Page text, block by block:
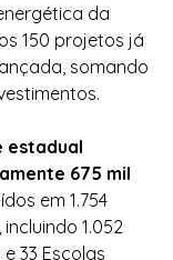
da
150 projetos já
somando
estadual
675 mil
em 1.754
1.052
33 Escolas